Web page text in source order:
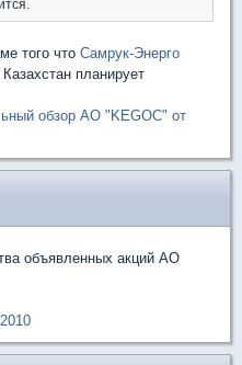
того что Самрук-Энерго
Казахстан планирует
обзор АО "KEGOC" от
объявленных акций АО